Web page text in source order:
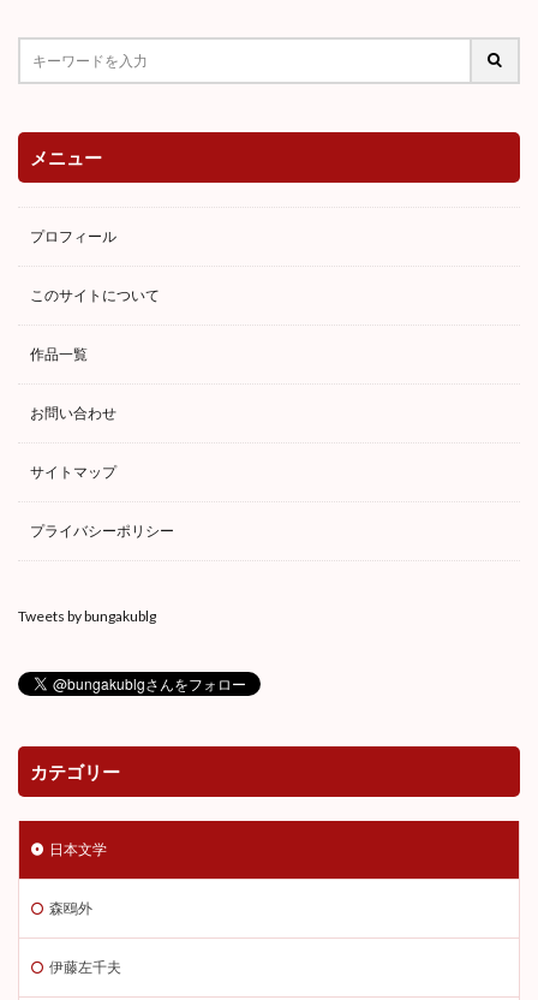
メニュー
プロフィール
このサイトについて
作品一覧
お問い合わせ
サイトマップ
プライバシーポリシー
Tweets by bungakublg
カテゴリー
日本文学
森鴎外
伊藤左千夫